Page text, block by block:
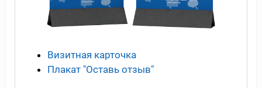
Визитная карточка
Плакат "Оставь отзыв"